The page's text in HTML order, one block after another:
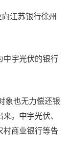
江苏银行徐州
中宇光伏的银行
象也无力偿还银
。中宇光伏、
商业银行等告